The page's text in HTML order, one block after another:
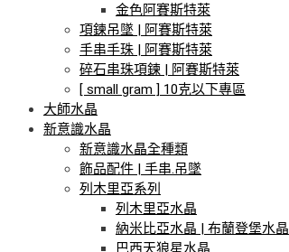
金色阿賽斯特萊
項鍊吊墜 | 阿賽斯特萊
手串手珠 | 阿賽斯特萊
碎石串珠項鍊 | 阿賽斯特萊
[ small gram ] 10克以下專區
大師水晶
新意識水晶
新意識水晶全種類
飾品配件 | 手串.吊墜
列木里亞系列
列木里亞水晶
納米比亞水晶 | 布蘭登堡水晶
巴西天狼星水晶